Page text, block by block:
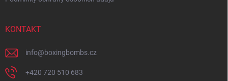
KONTAKT
info@boxingbombs.cz
+420 720 510 683